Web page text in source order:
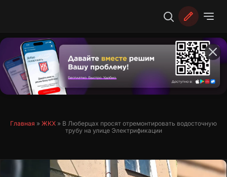
Главная » ЖКХ » В Люберцах просят отремонтировать водосточную
трубу на улице Электрификации